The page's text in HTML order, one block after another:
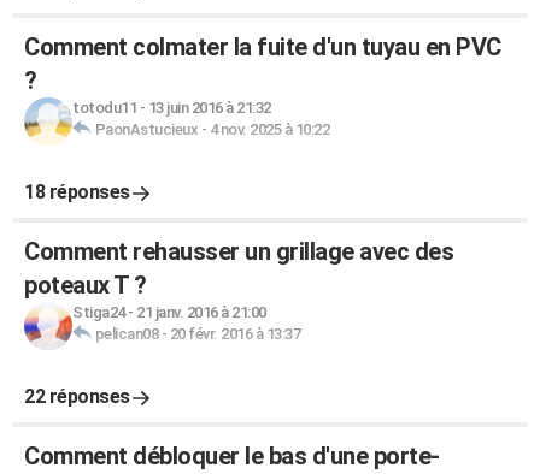
Comment colmater la fuite d'un tuyau en PVC
?
totodu11 - 13 juin 2016 à 21:32
PaonAstucieux - 4 nov. 2025 à 10:22
18 réponses
Comment rehausser un grillage avec des
poteaux T ?
Stiga24- 21 janv. 2016 à 21:00
pelican08- 20 févr. 2016 à 13:37
22 réponses
Comment débloquer le bas d'une porte-